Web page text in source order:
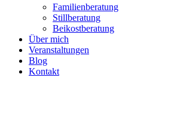
Familienberatung
Stillberatung
Beikostberatung
Über mich
Veranstaltungen
Blog
Kontakt